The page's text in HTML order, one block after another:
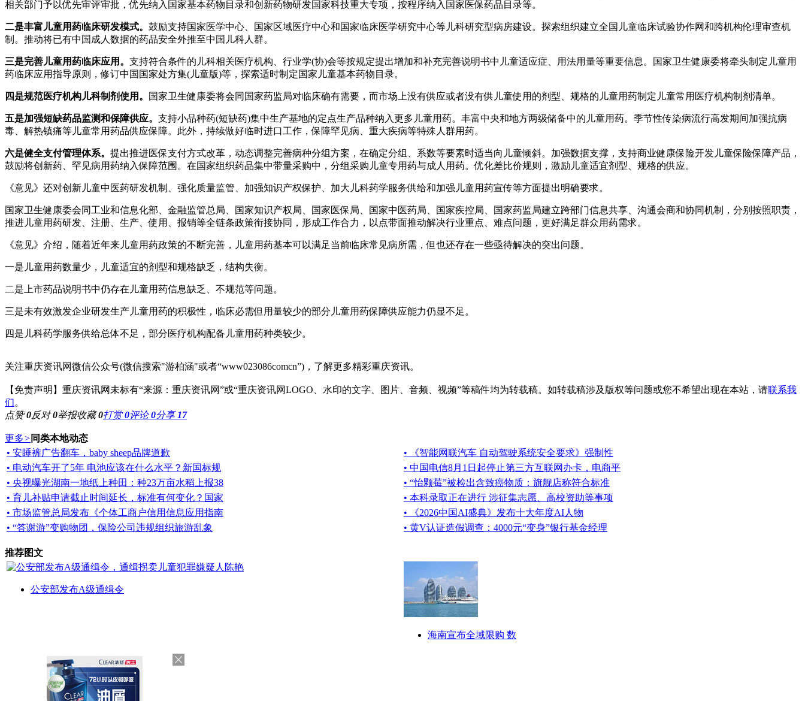
相关部门予以优先审评审批，优先纳入国家基本药物目录和创新药物研发国家科技重大专项，按程序纳入国家医保药品目录等。
二是丰富儿童用药临床研发模式。 鼓励支持国家医学中心、国家区域医疗中心和国家临床医学研究中心等儿科研究型病房建设。探索组织建立全国儿童临床试验协作网和跨机构伦理审查机
制。推动将已有中国成人数据的药品安全外推至中国儿科人群。
三是完善儿童用药临床应用。 支持符合条件的儿科相关医疗机构、行业学(协)会等按规定提出增加和补充完善说明书中儿童适应症、用法用量等重要信息。国家卫生健康委将牵头制定儿童用
药临床应用指导原则，修订中国国家处方集(儿童版)等，探索适时制定国家儿童基本药物目录。
四是规范医疗机构儿科制剂使用。 国家卫生健康委将会同国家药监局对临床确有需要，而市场上没有供应或者没有供儿童使用的剂型、规格的儿童用药制定儿童常用医疗机构制剂清单。
五是加强短缺药品监测和保障供应。 支持小品种药(短缺药)集中生产基地的定点生产品种纳入更多儿童用药。丰富中央和地方两级储备中的儿童用药。季节性传染病流行高发期间加强抗病
毒、解热镇痛等儿童常用药品供应保障。此外，持续做好临时进口工作，保障罕见病、重大疾病等特殊人群用药。
六是健全支付管理体系。 提出推进医保支付方式改革，动态调整完善病种分组方案，在确定分组、系数等要素时适当向儿童倾斜。加强数据支撑，支持商业健康保险开发儿童保险保障产品，
鼓励将创新药、罕见病用药纳入保障范围。在国家组织药品集中带量采购中，分组采购儿童专用药与成人用药。优化差比价规则，激励儿童适宜剂型、规格的供应。
《意见》还对创新儿童中医药研发机制、强化质量监管、加强知识产权保护、加大儿科药学服务供给和加强儿童用药宣传等方面提出明确要求。
国家卫生健康委会同工业和信息化部、金融监管总局、国家知识产权局、国家医保局、国家中医药局、国家疾控局、国家药监局建立跨部门信息共享、沟通会商和协同机制，分别按照职责，
推进儿童用药研发、注册、生产、使用、报销等全链条政策衔接协同，形成工作合力，以点带面推动解决行业重点、难点问题，更好满足群众用药需求。
《意见》介绍，随着近年来儿童用药政策的不断完善，儿童用药基本可以满足当前临床常见病所需，但也还存在一些亟待解决的突出问题。
一是儿童用药数量少，儿童适宜的剂型和规格缺乏，结构失衡。
二是上市药品说明书中仍存在儿童用药信息缺乏、不规范等问题。
三是未有效激发企业研发生产儿童用药的积极性，临床必需但用量较少的部分儿童用药保障供应能力仍显不足。
四是儿科药学服务供给总体不足，部分医疗机构配备儿童用药种类较少。
关注重庆资讯网微信公众号(微信搜索"游柏涵"或者“www023086comcn”)，了解更多精彩重庆资讯。
【免责声明】重庆资讯网未标有“来源：重庆资讯网”或“重庆资讯网LOGO、水印的文字、图片、音频、视频”等稿件均为转载稿。如转载稿涉及版权等问题或您不希望出现在本站，请联系我
们。
点赞0反对0举报收藏0打赏0评论0分享 17
更多> 同类本地动态
• 安睡裤广告翻车，baby sheep品牌道歉
• 《智能网联汽车 自动驾驶系统安全要求》强制性
• 电动汽车开了5年 电池应该在什么水平？新国标规
• 中国电信8月1日起停止第三方互联网办卡，电商平
• 央视曝光湖南一地纸上种田：种23万亩水稻上报38
• “怡颗莓”被检出含致癌物质：旗舰店称符合标准
• 育儿补贴申请截止时间延长，标准有何变化？国家
• 本科录取正在进行 涉征集志愿、高校资助等事项
• 市场监管总局发布《个体工商户信用信息应用指南
• 《2026中国AI盛典》发布十大年度AI人物
• “答谢游”变购物团，保险公司违规组织旅游乱象
• 黄V认证造假调查：4000元“变身”银行基金经理
推荐图文
公安部发布A级通缉令
海南宣布全域限购 数